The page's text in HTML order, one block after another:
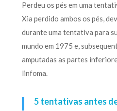
Perdeu os pés em uma
Xia perdido ambos os pés,
durante uma tentativa para
mundo em 1975 e,
amputadas as partes
linfoma.
5 tentativas antes